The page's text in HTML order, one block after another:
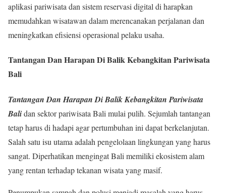
aplikasi pariwisata dan sistem reservasi digital di harapkan
memudahkan wisatawan dalam merencanakan perjalanan dan
meningkatkan efisiensi operasional pelaku usaha.
Tantangan Dan Harapan Di Balik Kebangkitan Pariwisata
Bali
Tantangan Dan Harapan Di Balik Kebangkitan Pariwisata
Balidan sektor pariwisata Bali mulai pulih. Sejumlah tantangan
tetap harus di hadapi agar pertumbuhan ini dapat berkelanjutan.
Salah satu isu utama adalah pengelolaan lingkungan yang harus
sangat. Diperhatikan mengingat Bali memiliki ekosistem alam
yang rentan terhadap tekanan wisata yang masif.